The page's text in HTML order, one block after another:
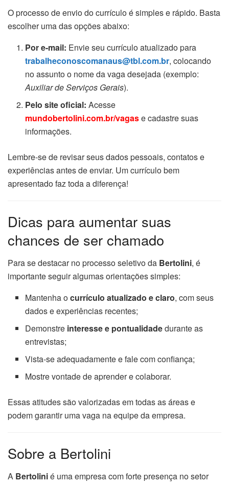
O processo de envio do currículo é simples e rápido. Basta
escolher uma das opções abaixo:
Por e-mail: Envie seu currículo atualizado para
trabalheconoscomanaus@tbl.com.br, colocando
no assunto o nome da vaga desejada (exemplo:
Auxiliar de Serviços Gerais).
Pelo site oficial: Acesse
mundobertolini.com.br/vagase cadastre suas
informações.
Lembre-se de revisar seus dados pessoais, contatos e
experiências antes de enviar. Um currículo bem
apresentado faz toda a diferença!
Dicas para aumentar suas
chances de ser chamado
Para se destacar no processo seletivo da Bertolini, é
importante seguir algumas orientações simples:
Mantenha ocurrículo atualizado e claro, com seus
dados e experiências recentes;
Demonstre interesse e pontualidadedurante as
entrevistas;
Vista-se adequadamente e fale com confiança;
Mostre vontade de aprender e colaborar.
Essas atitudes são valorizadas em todas as áreas e
podem garantir uma vaga na equipe da empresa.
Sobre a Bertolini
A Bertolinié uma empresa com forte presença no setor